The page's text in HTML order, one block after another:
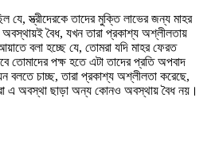
যে, স্ত্রীদেরকে তাদের মুক্তি লাভের জন্য মাহর
বৈধ, যখন তারা প্রকাশ্য অশ্লীলতায়
বলা হচ্ছে যে, তোমরা যদি মাহর ফেরত
তোমাদের পক্ষ হতে এটা তাদের প্রতি অপবাদ
বলতে চাচ্ছ, তারা প্রকাশ্য অশ্লীলতা করেছে,
এ অবস্থা ছাড়া অন্য কোনও অবস্থায় বৈধ নয়।